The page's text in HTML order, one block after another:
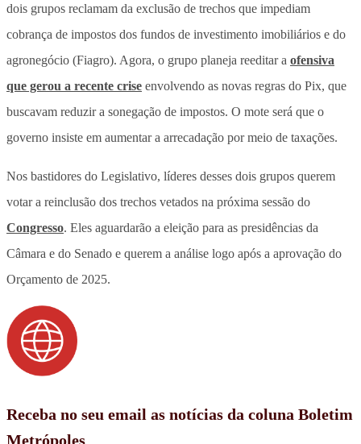
dois grupos reclamam da exclusão de trechos que impediam
cobrança de impostos dos fundos de investimento imobiliários e do
agronegócio (Fiagro). Agora, o grupo planeja reeditar a ofensiva
que gerou a recente crise envolvendo as novas regras do Pix, que
buscavam reduzir a sonegação de impostos. O mote será que o
governo insiste em aumentar a arrecadação por meio de taxações.
Nos bastidores do Legislativo, líderes desses dois grupos querem
votar a reinclusão dos trechos vetados na próxima sessão do
Congresso. Eles aguardarão a eleição para as presidências da
Câmara e do Senado e querem a análise logo após a aprovação do
Orçamento de 2025.
Receba no seu email as notícias da coluna Boletim
Metrópoles